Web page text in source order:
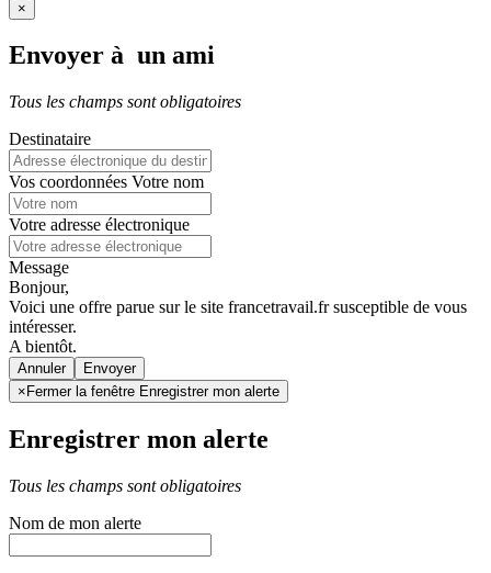
×
Envoyer à un ami
Tous les champs sont obligatoires
Destinataire
Vos coordonnées Votre nom
Votre adresse électronique
Message
Bonjour,
Voici une offre parue sur le site francetravail.fr susceptible de vous
intéresser.
A bientôt.
Annuler
× Fermer la fenêtre Enregistrer mon alerte
Enregistrer mon alerte
Tous les champs sont obligatoires
Nom de mon alerte